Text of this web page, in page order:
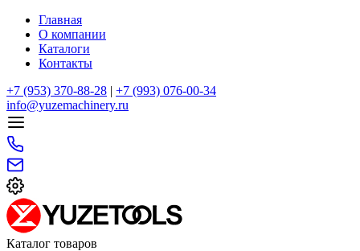
Главная
О компании
Каталоги
Контакты
+7 (953) 370-88-28 | +7 (993) 076-00-34
info@yuzemachinery.ru
Каталог товаров